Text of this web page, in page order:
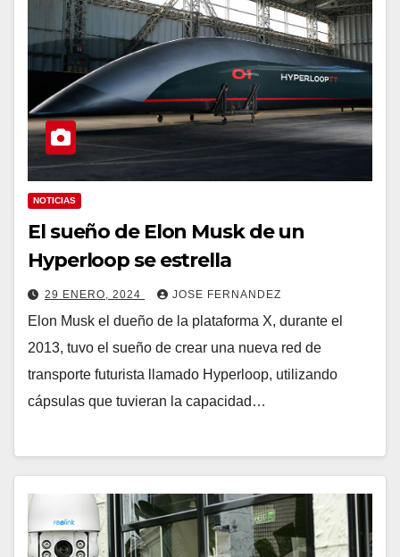
NOTICIAS
El sueño de Elon Musk de un
Hyperloop se estrella
29 ENERO, 2024 JOSE FERNANDEZ
Elon Musk el dueño de la plataforma X, durante el
2013, tuvo el sueño de crear una nueva red de
transporte futurista llamado Hyperloop, utilizando
cápsulas que tuvieran la capacidad…